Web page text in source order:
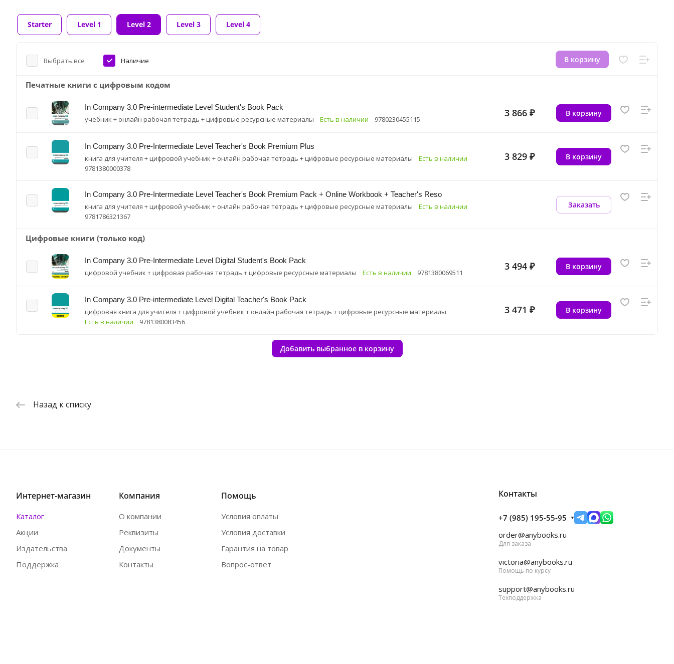
Starter Level 1 Level 2 Level 3 Level 4
Выбрать все Наличие В корзину
Печатные книги с цифровым кодом
In Company 3.0 Pre-intermediate Level Student's Book Pack
учебник + онлайн рабочая тетрадь + цифровые ресурсные материалы Есть в наличии 9780230455115
3 866 ₽ В корзину
In Company 3.0 Pre-Intermediate Level Teacher's Book Premium Plus
книга для учителя + цифровой учебник + онлайн рабочая тетрадь + цифровые ресурсные материалы
Есть в наличии
9781380000378
3 829 ₽ В корзину
In Company 3.0 Pre-Intermediate Level Teacher's Book Premium Pack + Online Workbook + Teacher's Reso
книга для учителя + цифровой учебник + онлайн рабочая тетрадь + цифровые ресурсные материалы
Есть в наличии
9781786321367
Заказать
Цифровые книги (только код)
In Company 3.0 Pre-Intermediate Level Digital Student's Book Pack
цифровой учебник + цифровая рабочая тетрадь + цифровые ресурсные материалы Есть в наличии 9781380069511
3 494 ₽ В корзину
In Company 3.0 Pre-intermediate Level Digital Teacher's Book Pack
цифровая книга для учителя + цифровой учебник + онлайн рабочая тетрадь + цифровые ресурсные материалы
Есть в наличии
9781380083456
3 471 ₽ В корзину
Добавить выбранное в корзину
Назад к списку
Интернет-магазин
Каталог
Акции
Издательства
Поддержка
Компания
О компании
Реквизиты
Документы
Контакты
Помощь
Условия оплаты
Условия доставки
Гарантия на товар
Вопрос-ответ
Контакты
+7 (985) 195-55-95
order@anybooks.ru
Для заказа
victoria@anybooks.ru
Помощь по курсу
support@anybooks.ru
Техподдержка